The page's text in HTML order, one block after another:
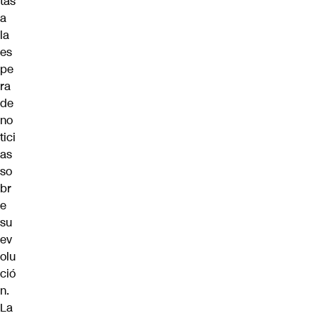
a
la
es
pe
ra
de
no
tici
as
so
br
e
su
ev
olu
ció
n.
La